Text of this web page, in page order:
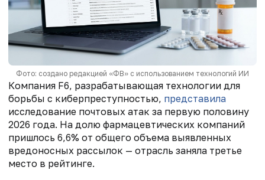
Фото: создано редакцией «ФВ» с использованием технологий ИИ
Компания F6, разрабатывающая технологии для
борьбы с киберпреступностью, представила
исследование почтовых атак за первую половину
2026 года. На долю фармацевтических компаний
пришлось 6,6% от общего объема выявленных
вредоносных рассылок — отрасль заняла третье
место в рейтинге.